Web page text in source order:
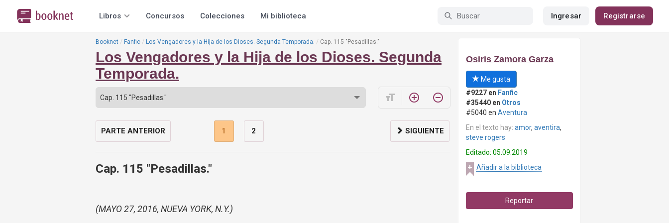
Libros Concursos Colecciones Mi biblioteca Ingresar Registrarse
Booknet Fanfic Los Vengadores y la Hija de los Dioses. Segunda Temporada. Cap. 115 "Pesadillas."
Los Vengadores y la Hija de los Dioses. Segunda
Temporada.
format_size add_circle_outline remove_circle_outline
PARTE ANTERIOR 1 2 SIGUIENTE
Cap. 115 "Pesadillas."
(MAYO 27, 2016, NUEVA YORK, N.Y.)
Osiris Zamora Garza
Me gusta
#9227 en Fanfic
#35440 en Otros
#5040 en Aventura
En el texto hay: amor, aventira,
steve rogers
Editado: 05.09.2019
Añadir a la biblioteca
Reportar